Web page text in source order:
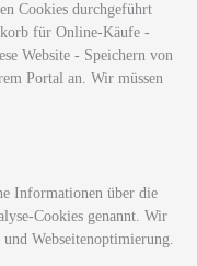
Cookies durchgeführt
für Online-Käufe -
Website - Speichern von
Portal an. Wir müssen
Informationen über die
Cookies genannt. Wir
Webseitenoptimierung.